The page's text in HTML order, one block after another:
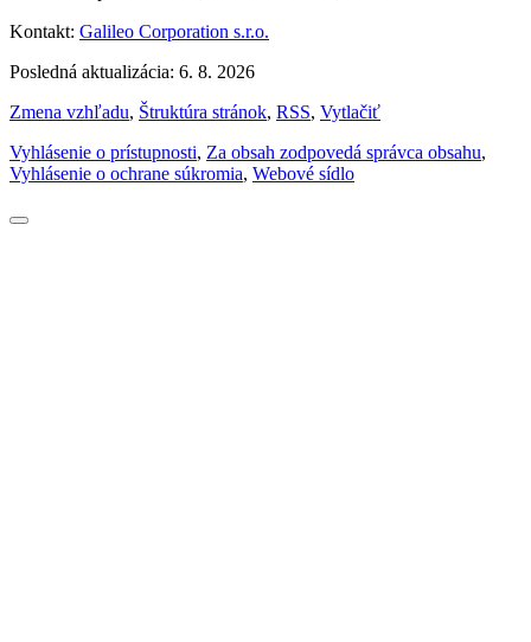
Kontakt: Galileo Corporation s.r.o.
Posledná aktualizácia: 6. 8. 2026
Zmena vzhľadu, Štruktúra stránok, RSS, Vytlačiť
Vyhlásenie o prístupnosti, Za obsah zodpovedá správca obsahu,
Vyhlásenie o ochrane súkromia, Webové sídlo